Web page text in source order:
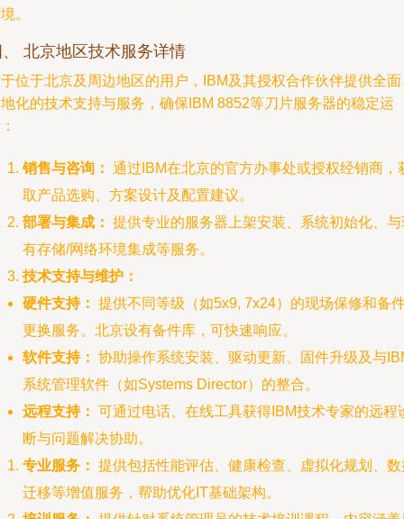
。
北京地区技术服务详情
位于北京及周边地区的用户，IBM及其授权合作伙伴提供全面
化的技术支持与服务，确保IBM 8852等刀片服务器的稳定运
销售与咨询： 通过IBM在北京的官方办事处或授权经销商，
取产品选购、方案设计及配置建议。
部署与集成： 提供专业的服务器上架安装、系统初始化、与
有存储/网络环境集成等服务。
技术支持与维护：
硬件支持： 提供不同等级（如5x9, 7x24）的现场保修和备
更换服务。北京设有备件库，可快速响应。
软件支持： 协助操作系统安装、驱动更新、固件升级及与
系统管理软件（如Systems Director）的整合。
远程支持： 可通过电话、在线工具获得IBM技术专家的远程
断与问题解决协助。
专业服务： 提供包括性能评估、健康检查、虚拟化规划、数
迁移等增值服务，帮助优化IT基础架构。